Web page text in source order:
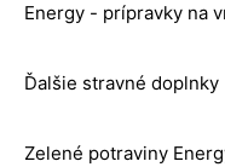
Energy - prípravky na
Ďalšie stravné doplnky
Zelené potraviny